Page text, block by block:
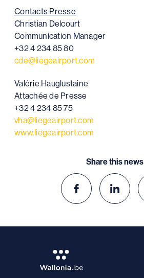
Contacts Presse
Christian Delcourt
Communication Manager
+32 4 234 85 80
cde@liegeairport.com
Valérie Hauglustaine
Attachée de Presse
+32 4 234 85 75
vha@liegeairport.com
www.liegeairport.com
Share this news